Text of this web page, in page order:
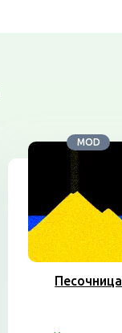
MOD
Песочница